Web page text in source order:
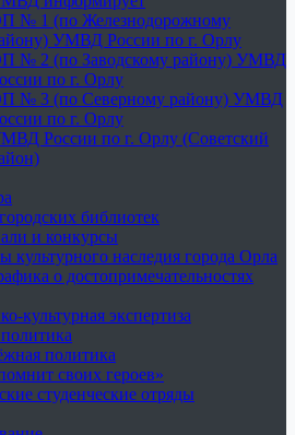
№ 1 (по Железнодорожному
УМВД России по г. Орлу
№ 2 (по Заводскому району) УМВД
по г. Орлу
№ 3 (по Северному району) УМВД
по г. Орлу
России по г. Орлу (Советский
библиотек
и конкурсы
культурного наследия города Орла
о достопримечательностях
культурная экспертиза
политика
своих героев»
студенческие отряды